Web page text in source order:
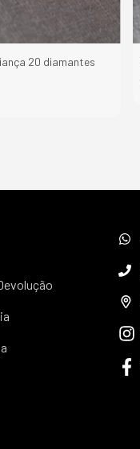
20 diamantes